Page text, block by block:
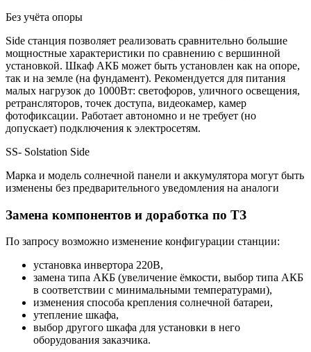
Без учёта опоры
Side станция позволяет реализовать сравнительно большие
мощностные характеристики по сравнению с вершинной
установкой. Шкаф АКБ может быть установлен как на опоре,
так и на земле (на фундамент). Рекомендуется для питания
малых нагрузок до 1000Вт: светофоров, уличного освещения,
ретрансляторов, точек доступа, видеокамер, камер
фотофиксации. Работает автономно и не требует (но
допускает) подключения к электросетям.
SS- Solstation Side
Марка и модель солнечной панели и аккумулятора могут быть
изменены без предварительного уведомления на аналоги
Замена компонентов и доработка по ТЗ
По запросу возможно изменение конфигурации станции:
установка инвертора 220В,
замена типа АКБ (увеличение ёмкости, выбор типа АКБ
в соответствии с минимальными температурами),
изменения способа крепления солнечной батареи,
утепление шкафа,
выбор другого шкафа для установки в него
оборудования заказчика.